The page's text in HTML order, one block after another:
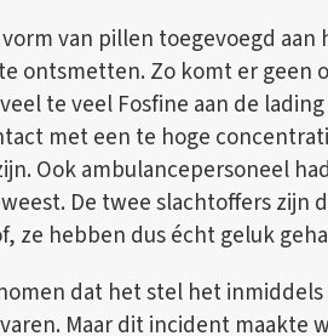
van pillen toegevoegd aan
ontsmetten. Zo komt er geen
te veel Fosfine aan de
met een te hoge
Ook ambulancepersoneel
De twee slachtoffers zijn
ze hebben dus écht geluk
dat het stel het
Maar dit incident maakte